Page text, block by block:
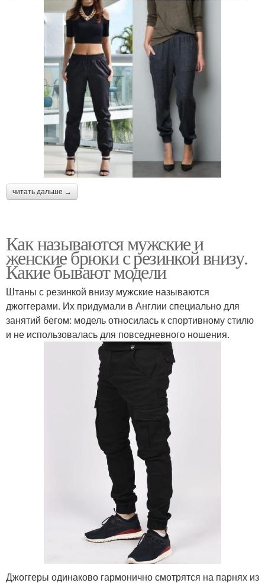
читать дальше →
Как называются мужские и
женские брюки с резинкой внизу.
Какие бывают модели
Штаны с резинкой внизу мужские называются
джоггерами. Их придумали в Англии специально для
занятий бегом: модель относилась к спортивному стилю
и не использовалась для повседневного ношения.
Джоггеры одинаково гармонично смотрятся на парнях из